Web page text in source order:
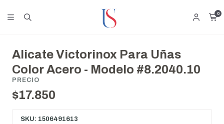
0
Alicate Victorinox Para Uñas
Color Acero - Modelo #8.2040.10
PRECIO
$17.850
SKU: 1506491613